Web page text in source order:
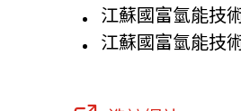
江蘇國富氫能技
江蘇國富氫能技